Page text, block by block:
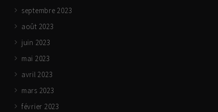
septembre 2023
août 2023
juin 2023
mai 2023
avril 2023
mars 2023
février 2023